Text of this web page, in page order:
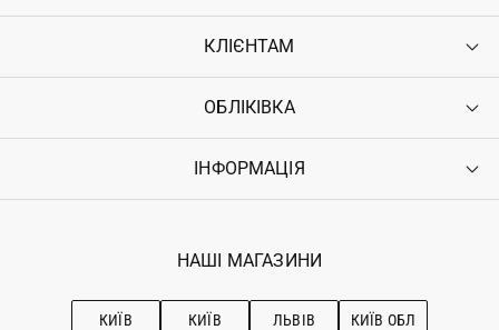
КЛІЄНТАМ
Контакти
Повернення
Гарантія
ОБЛІКІВКА
Увійти
Ostriv Club+
ІНФОРМАЦІЯ
Наші магазини
Рекомендації з догляду
НАШІ МАГАЗИНИ
КИЇВ КИЇВ ЛЬВІВ КИЇВ ОБЛ